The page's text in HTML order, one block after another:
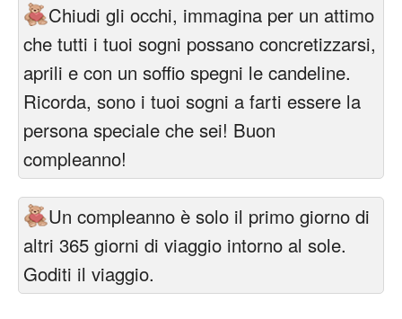
Chiudi gli occhi, immagina per un attimo
che tutti i tuoi sogni possano concretizzarsi,
aprili e con un soffio spegni le candeline.
Ricorda, sono i tuoi sogni a farti essere la
persona speciale che sei! Buon
compleanno!
Un compleanno è solo il primo giorno di
altri 365 giorni di viaggio intorno al sole.
Goditi il viaggio.